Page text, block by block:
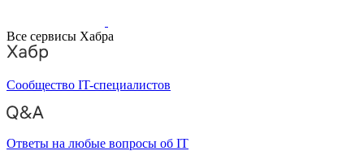
Все сервисы Хабра
Сообщество IT-специалистов
Ответы на любые вопросы об IT